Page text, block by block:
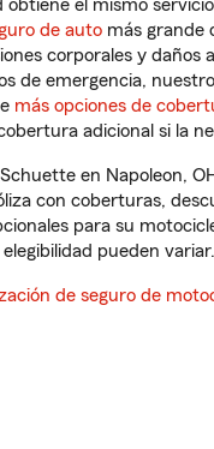
el mismo
de auto más grande
corporales y daños
de emergencia, nuestro
más opciones de
adicional si la
en Napoleon,
con coberturas,
para su
pueden variar.
de seguro de